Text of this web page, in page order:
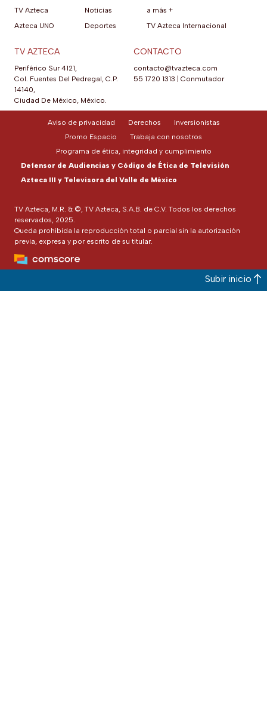
TV Azteca
Azteca UNO
Noticias
Deportes
a más +
TV Azteca Internacional
TV AZTECA
Periférico Sur 4121,
Col. Fuentes Del Pedregal, C.P.
14140,
Ciudad De México, México.
CONTACTO
contacto@tvazteca.com
55 1720 1313
Conmutador
TV Azteca, M.R. & ©, TV Azteca, S.A.B. de C.V. Todos los derechos
reservados, 2025.
Queda prohibida la reproducción total o parcial sin la autorización
previa, expresa y por escrito de su titular.
Aviso de privacidad Derechos
Inversionistas
Promo Espacio
Trabaja con nosotros
Programa de ética, integridad y cumplimiento
Defensor de Audiencias y Código de Ética de Televisión
Azteca III y Televisora del Valle de México
Subir inicio